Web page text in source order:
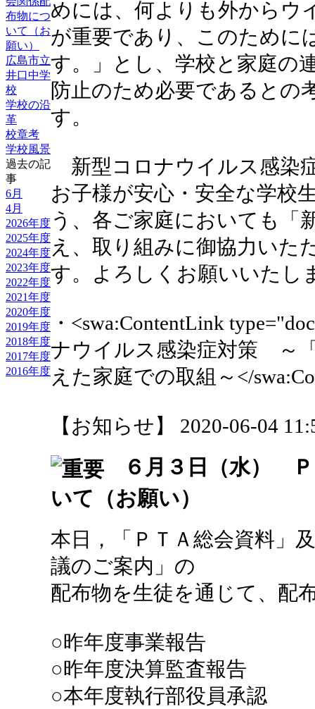
布物につ
いて（お
願い）
広島市立
井口中学
校
学校の沿
革
校章考
学校風景
過去の記
事
6月
4月
2026年度
2025年度
2024年度
2023年度
2022年度
2021年度
2020年度
2019年度
2018年度
2017年度
2016年度
めには、何よりも外からウ
が重要であり、このために
す。」とし、学校と家庭の
防止のため必要であるとの
す。
新型コロナウイルス感染
お子様が安心・安全な学校
う、各ご家庭においても「
え、取り組みに御協力いた
す。よろしくお願いいたし
・<swa:ContentLink
ナウイルス感染症対策 ～
えた家庭での取組～</
【お知らせ】 2020-06-04
６月３日（水）
いて（お願い）
本日，「ＰＴＡ総会資料」
議のご案内」の
配布物を生徒を通じて、配
○昨年度事業報告
○昨年度決算監査報告
○本年度執行部役員承認